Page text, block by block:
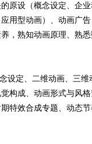
原设（概念设定、企
用型动画）、动画广
，熟知动画原理、熟
定、二维动画、三维
构成、动画形式与风
特效合成专题、动态